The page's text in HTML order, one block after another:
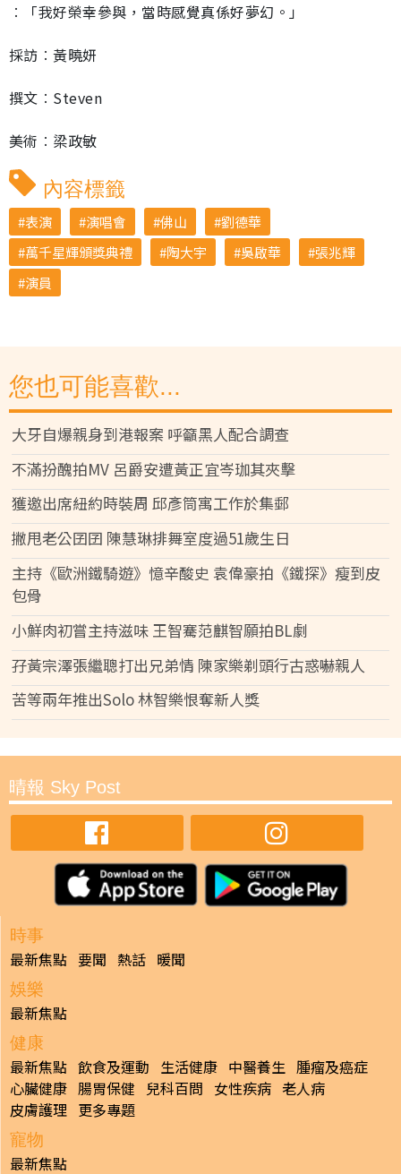
︰「我好榮幸參與，當時感覺真係好夢幻。」
採訪︰黃曉妍
撰文︰Steven
美術︰梁政敏
內容標籤
表演 演唱會 佛山
劉德華
萬千星輝頒獎典禮
陶大宇 吳啟華
張兆輝
演員
您也可能喜歡...
大牙自爆親身到港報案 呼籲黑人配合調查
不滿扮醜拍MV 呂爵安遭黃正宜岑珈其夾擊
獲邀出席紐約時裝周 邱彥筒寓工作於集郵
撇甩老公囝囝 陳慧琳排舞室度過51歲生日
主持《歐洲鐵騎遊》憶辛酸史 袁偉豪拍《鐵探》瘦到皮
包骨
小鮮肉初嘗主持滋味 王智騫范麒智願拍BL劇
孖黃宗澤張繼聰打出兄弟情 陳家樂剃頭行古惑嚇親人
苦等兩年推出Solo 林智樂恨奪新人獎
晴報 Sky Post
時事
最新焦點 要聞 熱話 暖聞
娛樂
最新焦點
健康
最新焦點 飲食及運動 生活健康 中醫養生 腫瘤及癌症
心臟健康 腸胃保健 兒科百問 女性疾病 老人病
皮膚護理 更多專題
寵物
最新焦點